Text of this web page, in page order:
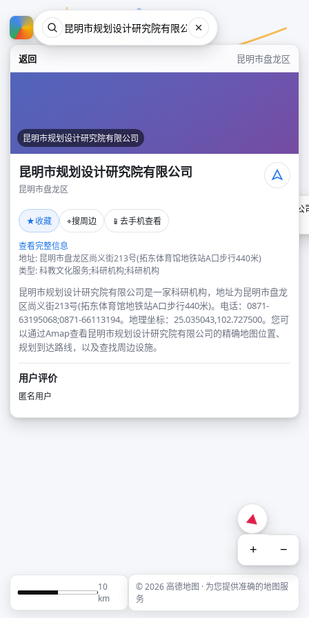
返回 昆明市盘龙区
昆明市规划设计研究院有限公司
昆明市规划设计研究院有限公司
昆明市盘龙区
★收藏 ⌖搜周边 📱 去手机查看
查看完整信息
地址: 昆明市盘龙区尚义街213号(拓东体育馆地铁站A口步行440米)
类型: 科教文化服务;科研机构;科研机构
昆明市规划设计研究院有限公司是一家科研机构，地址为昆明市盘龙
区尚义街213号(拓东体育馆地铁站A口步行440米)。电话：0871-
63195068;0871-66113194。地理坐标：25.035043,102.727500。您可
以通过Amap查看昆明市规划设计研究院有限公司的精确地图位置、
规划到达路线，以及查找周边设施。
用户评价
匿名用户
昆明市规划设计研究院有限公
+ −
10
km
© 2026 高德地图 · 为您提供准确的地图服
务